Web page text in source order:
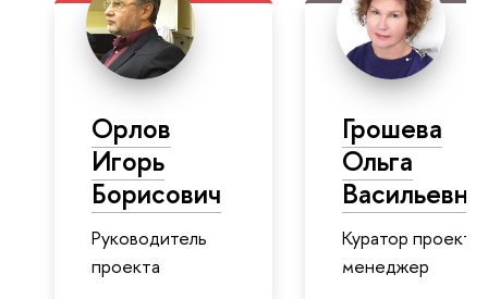
Орлов
Игорь
Борисович
Руководитель
проекта
Грошева
Ольга
Васильевна
Куратор проекта,
менеджер